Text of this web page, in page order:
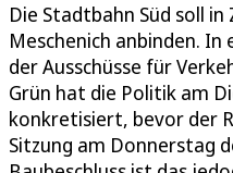
Die Stadtbahn Süd soll
Meschenich anbinden.
der Ausschüsse für
Grün hat die Politik am
konkretisiert, bevor der
Sitzung am Donnerstag